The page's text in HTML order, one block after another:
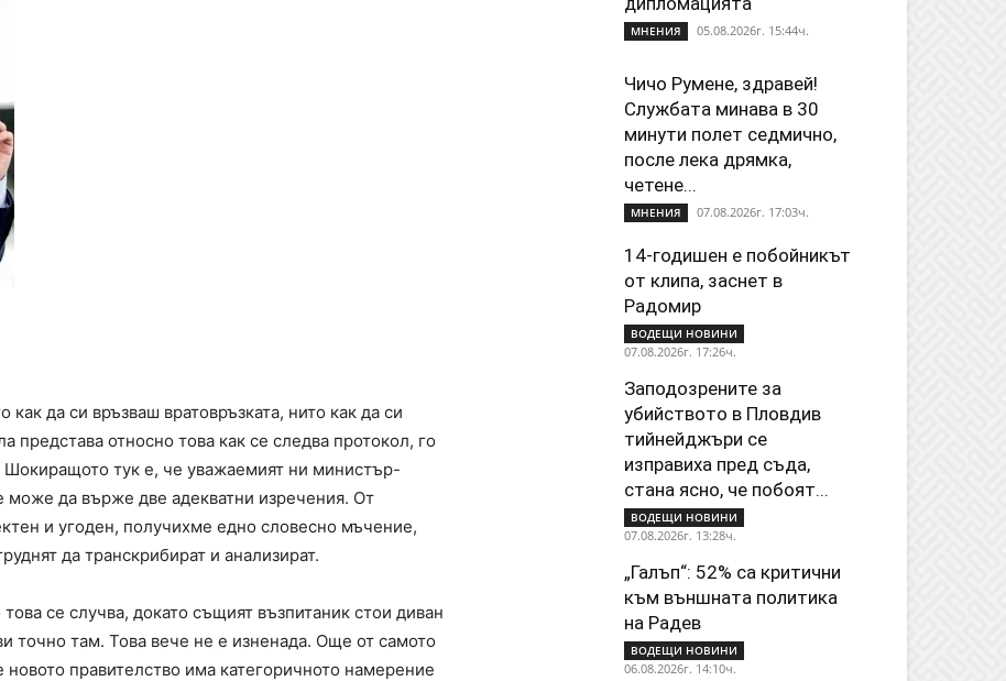
да си връзваш вратовръзката, нито как да си
представа относно това как се следва протокол, го
Шокиращото тук е, че уважаемият ни министър-
може да върже две адекватни изречения. От
и угоден, получихме едно словесно мъчение,
да транскрибират и анализират.
се случва, докато същият възпитаник стои диван
точно там. Toва вече не е изненада. Още от самото
правителство има категоричното намерение
МНЕНИЯ 05.08.2026г. 15:44ч.
Чичо Румене, здравей!
Службата минава в 30
минути полет седмично,
после лека дрямка,
четене...
МНЕНИЯ 07.08.2026г. 17:03ч.
14-годишен е побойникът
от клипа, заснет в
Радомир
ВОДЕЩИ НОВИНИ
07.08.2026г. 17:26ч.
Заподозрените за
убийството в Пловдив
тийнейджъри се
изправиха пред съда,
стана ясно, че побоят...
ВОДЕЩИ НОВИНИ
07.08.2026г. 13:28ч.
„Галъп“: 52% са критични
към външната политика
на Радев
ВОДЕЩИ НОВИНИ
06.08.2026г. 14:10ч.